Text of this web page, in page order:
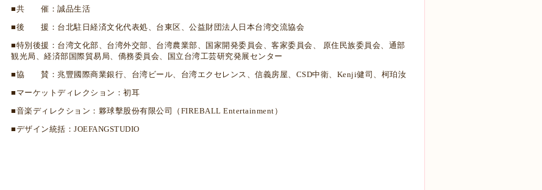
■共 催：誠品生活
■後 援：台北駐日経済文化代表処、台東区、公益財団法人日本台湾交流協会
■特別後援：台湾文化部、台湾外交部、台湾農業部、国家開発委員会、客家委員会、 原住民族委員会、 通部
観光局、経済部国際貿易局、僑務委員会、国立台湾工芸研究発展センター
■協 賛：兆豐國際商業銀行、台湾ビール、台湾エクセレンス、信義房屋、CSD中衛、Kenji健司、柯珀汝
■マーケットディレクション：初耳
■音楽ディレクション：夥球擊股份有限公司（FIREBALL Entertainment）
■デザイン統括：JOEFANGSTUDIO